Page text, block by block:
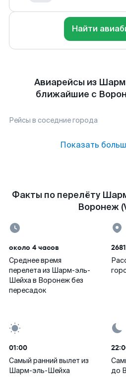
Найти
Авиарейсы из
ближайшие с
Рейсы в соседние города
Показать
Факты по перелёту
Воронеж
около 4 часов
Среднее время
перелета из Шарм-эль-
Шейха в Воронеж без
пересадок
01:00
Самый ранний вылет из
Шарм-эль-Шейха
до